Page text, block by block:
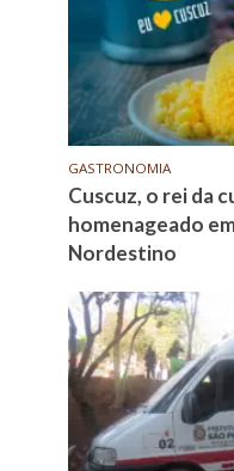
GASTRONOMIA
Cuscuz, o rei da
homenageado
Nordestino